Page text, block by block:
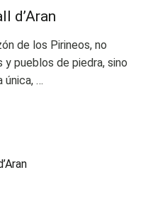
d’Aran
de los Pirineos, no
pueblos de piedra, sino
única, …